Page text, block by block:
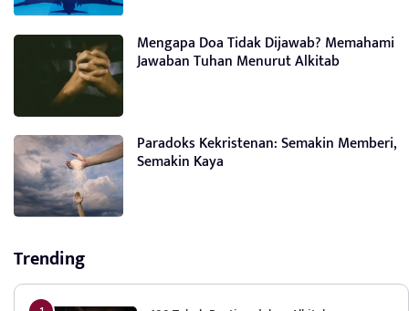
Mengapa Doa Tidak Dijawab? Memahami
Jawaban Tuhan Menurut Alkitab
Paradoks Kekristenan: Semakin Memberi,
Semakin Kaya
Trending